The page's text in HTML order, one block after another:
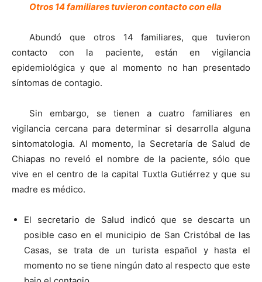
Otros 14 familiares tuvieron contacto con ella
Abundó que otros 14 familiares, que tuvieron
contacto con la paciente, están en vigilancia
epidemiológica y que al momento no han presentado
síntomas de contagio.
Sin embargo, se tienen a cuatro familiares en
vigilancia cercana para determinar si desarrolla alguna
sintomatologia. Al momento, la Secretaría de Salud de
Chiapas no reveló el nombre de la paciente, sólo que
vive en el centro de la capital Tuxtla Gutiérrez y que su
madre es médico.
El secretario de Salud indicó que se descarta un
posible caso en el municipio de San Cristóbal de las
Casas, se trata de un turista español y hasta el
momento no se tiene ningún dato al respecto que este